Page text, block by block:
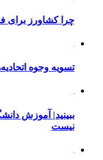
چرا کشاورز برای
تسویه وجوه
ببینید| آموزش
نیست